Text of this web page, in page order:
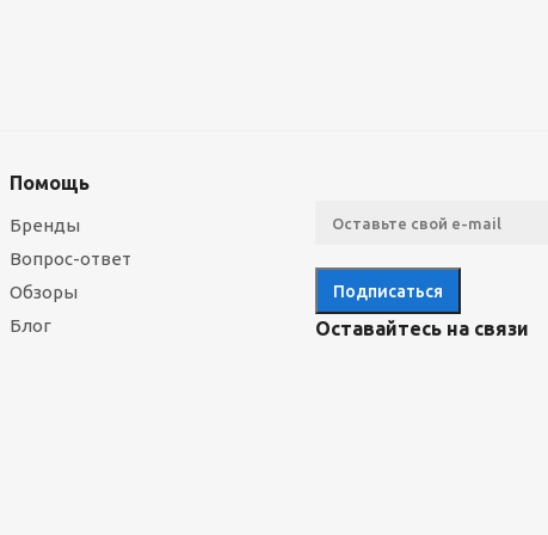
Помощь
Бренды
Вопрос-ответ
Обзоры
Блог
Оставайтесь на связи